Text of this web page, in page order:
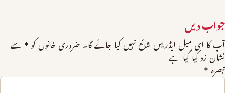
جواب دیں
آپ کا ای میل ایڈریس شائع نہیں کیا جائے گا۔ ضروری خانوں کو * سے
نشان زد کیا گیا ہے
تبصرہ *